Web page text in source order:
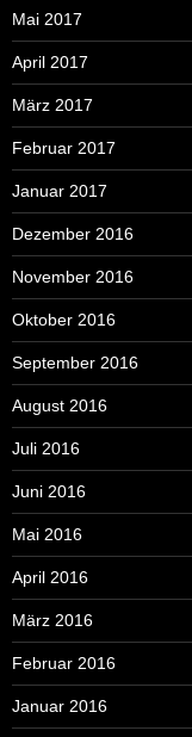
Mai 2017
April 2017
März 2017
Februar 2017
Januar 2017
Dezember 2016
November 2016
Oktober 2016
September 2016
August 2016
Juli 2016
Juni 2016
Mai 2016
April 2016
März 2016
Februar 2016
Januar 2016